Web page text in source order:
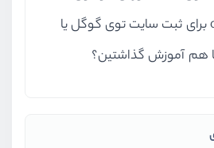
سوال داشتم بعد css برای ثبت سایت توی گوگل یا
هم آموزش گذاشتین؟